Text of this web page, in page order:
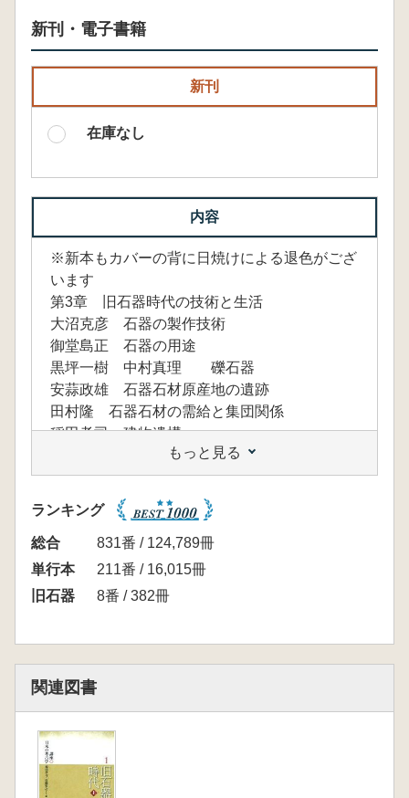
新刊・電子書籍
新刊
在庫なし
内容
※新本もカバーの背に日焼けによる退色がござ
います
第3章 旧石器時代の技術と生活
大沼克彦 石器の製作技術
御堂島正 石器の用途
黒坪一樹 中村真理 礫石器
安蒜政雄 石器石材原産地の遺跡
田村隆 石器石材の需給と集団関係
稲田孝司 建物遺構
陥し穴猟 佐藤 宏之
装飾品と顔料 長沼 孝
第4章 旧石器時代の文化と集団 橋本勝雄
ナイフ形石器文化前半期の居住様式 鈴木次郎
ナイフ形石器文化後半期の居住様式
尖頭器石器群 白石浩之
旧石器時代社会の理論研究 安斎正人
ロシアの旧石器文化 木村 英明
中国の旧石器文化 加藤 真二
朝鮮半島の旧石器文化 小畑 弘己
もっと見る
ランキング
総合
831番 / 124,789冊
単行本
211番 / 16,015冊
旧石器
8番 / 382冊
関連図書